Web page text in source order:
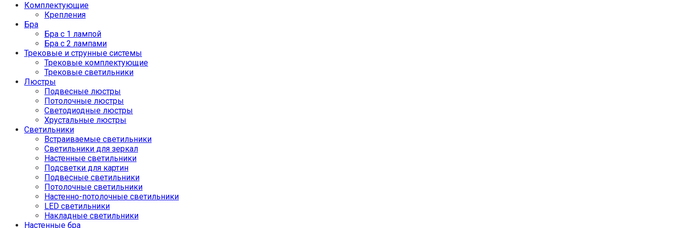
Комплектующие
Крепления
Бра
Бра с 1 лампой
Бра с 2 лампами
Трековые и струнные системы
Трековые комплектующие
Трековые светильники
Люстры
Подвесные люстры
Потолочные люстры
Светодиодные люстры
Хрустальные люстры
Светильники
Встраиваемые светильники
Светильники для зеркал
Настенные светильники
Подсветки для картин
Подвесные светильники
Потолочные светильники
Настенно-потолочные светильники
LED светильники
Накладные светильники
Настенные бра